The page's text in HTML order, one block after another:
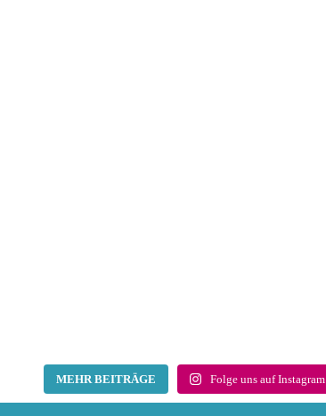
MEHR BEITRÄGE Folge uns auf Instagram